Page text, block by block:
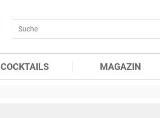
COCKTAILS MAGAZIN